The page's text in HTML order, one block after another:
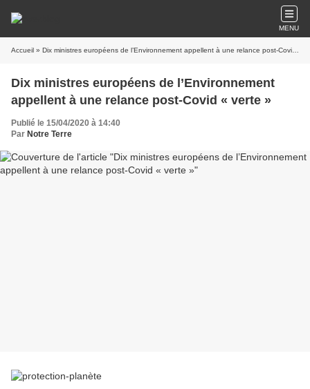
MENU
Accueil » Dix ministres européens de l’Environnement appellent à une relance post-Covid « verte »
Dix ministres européens de l’Environnement
appellent à une relance post-Covid « verte »
Publié le 15/04/2020 à 14:40
Par Notre Terre